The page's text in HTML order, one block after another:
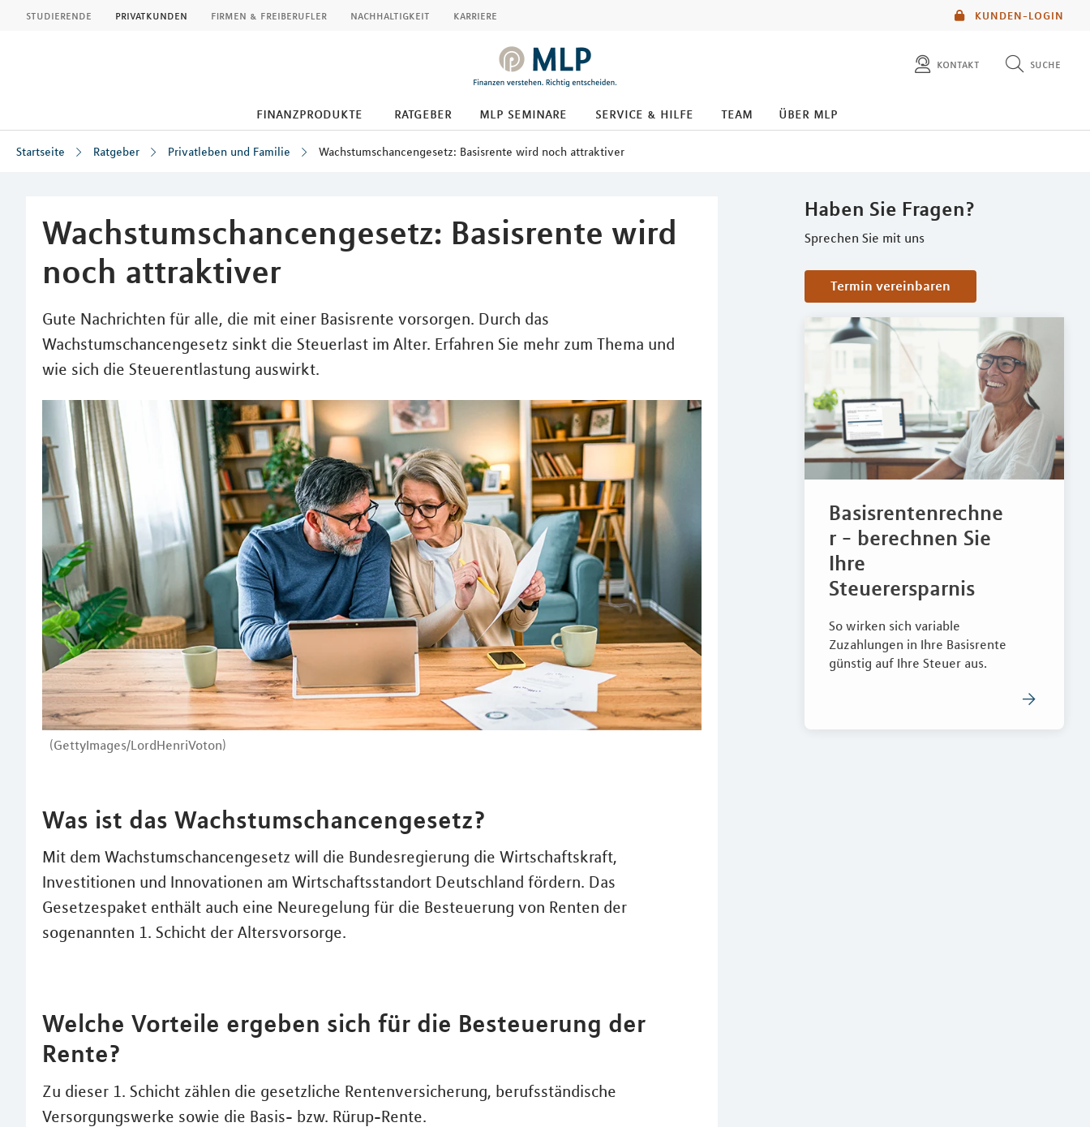
KUNDEN-LOGIN
studierende privatkunden firmen & freiberufler nachhaltigkeit karriere
kontakt suche
finanzprodukte ratgeber mlp seminare service & hilfe team über mlp
Startseite Ratgeber Privatleben und Familie Wachstumschancengesetz: Basisrente wird noch attraktiver
Wachstumschancengesetz: Basisrente wird
noch attraktiver
Gute Nachrichten für alle, die mit einer Basisrente vorsorgen. Durch das
Wachstumschancengesetz sinkt die Steuerlast im Alter. Erfahren Sie mehr zum Thema und
wie sich die Steuerentlastung auswirkt.
(GettyImages/LordHenriVoton)
Haben Sie Fragen?
Sprechen Sie mit uns
Termin vereinbaren
Basisrentenrechne
r - berechnen Sie
Ihre
Steuerersparnis
So wirken sich variable
Zuzahlungen in Ihre Basisrente
günstig auf Ihre Steuer aus.
Was ist das Wachstumschancengesetz?
Mit dem Wachstumschancengesetz will die Bundesregierung die Wirtschaftskraft,
Investitionen und Innovationen am Wirtschaftsstandort Deutschland fördern. Das
Gesetzespaket enthält auch eine Neuregelung für die Besteuerung von Renten der
sogenannten 1. Schicht der Altersvorsorge.
Welche Vorteile ergeben sich für die Besteuerung der
Rente?
Zu dieser 1. Schicht zählen die gesetzliche Rentenversicherung, berufsständische
Versorgungswerke sowie die Basis- bzw. Rürup-Rente.